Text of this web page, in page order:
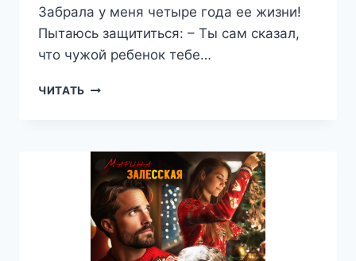
Забрала у меня четыре года ее жизни!
Пытаюсь защититься: – Ты сам сказал,
что чужой ребенок тебе…
ЧИТАТЬ ИЗМЕНА.
—
МАРИНА
ЗАЛЕССКАЯ